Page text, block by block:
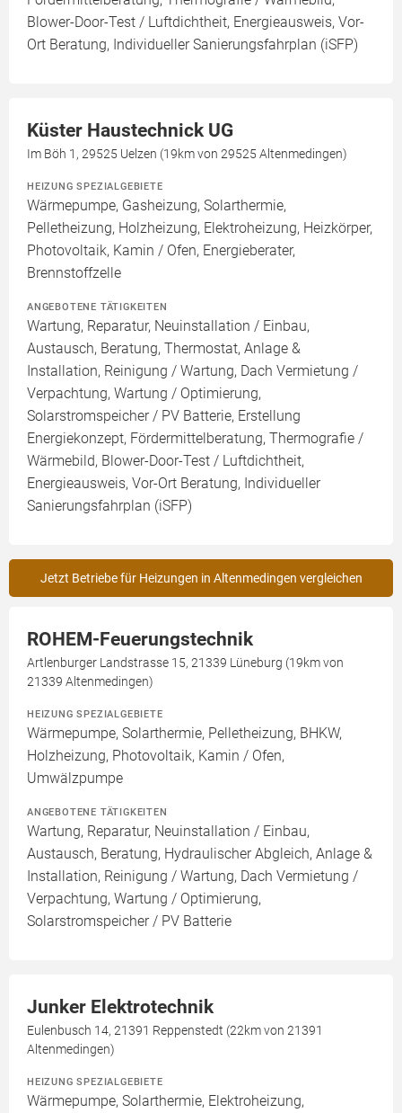
Blower-Door-Test / Luftdichtheit, Energieausweis, Vor-
Ort Beratung, Individueller Sanierungsfahrplan (iSFP)
Küster Haustechnick UG
Im Böh 1, 29525 Uelzen (19km von 29525 Altenmedingen)
HEIZUNG SPEZIALGEBIETE
Wärmepumpe, Gasheizung, Solarthermie,
Pelletheizung, Holzheizung, Elektroheizung, Heizkörper,
Photovoltaik, Kamin / Ofen, Energieberater,
Brennstoffzelle
ANGEBOTENE TÄTIGKEITEN
Wartung, Reparatur, Neuinstallation / Einbau,
Austausch, Beratung, Thermostat, Anlage &
Installation, Reinigung / Wartung, Dach Vermietung /
Verpachtung, Wartung / Optimierung,
Solarstromspeicher / PV Batterie, Erstellung
Energiekonzept, Fördermittelberatung, Thermografie /
Wärmebild, Blower-Door-Test / Luftdichtheit,
Energieausweis, Vor-Ort Beratung, Individueller
Sanierungsfahrplan (iSFP)
Jetzt Betriebe für Heizungen in Altenmedingen vergleichen
ROHEM-Feuerungstechnik
Artlenburger Landstrasse 15, 21339 Lüneburg (19km von
21339 Altenmedingen)
HEIZUNG SPEZIALGEBIETE
Wärmepumpe, Solarthermie, Pelletheizung, BHKW,
Holzheizung, Photovoltaik, Kamin / Ofen,
Umwälzpumpe
ANGEBOTENE TÄTIGKEITEN
Wartung, Reparatur, Neuinstallation / Einbau,
Austausch, Beratung, Hydraulischer Abgleich, Anlage &
Installation, Reinigung / Wartung, Dach Vermietung /
Verpachtung, Wartung / Optimierung,
Solarstromspeicher / PV Batterie
Junker Elektrotechnik
Eulenbusch 14, 21391 Reppenstedt (22km von 21391
Altenmedingen)
HEIZUNG SPEZIALGEBIETE
Wärmepumpe, Solarthermie, Elektroheizung,